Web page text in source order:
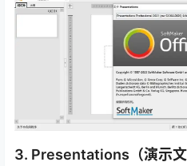
3. Presentations（演示文